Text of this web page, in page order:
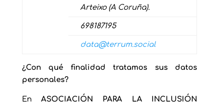
Arteixo (A Coruña).
698187195
data@terrum.social
¿Con qué finalidad tratamos sus datos
personales?
EnASOCIACIÓN PARA LA INCLUSIÓN